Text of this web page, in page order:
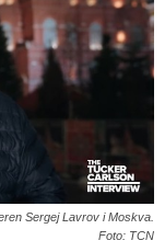
Sergej Lavrov i Moskva.
Foto: TCN